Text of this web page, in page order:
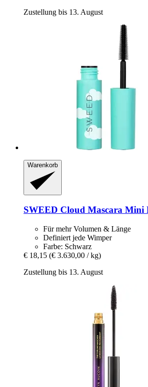
Zustellung bis 13. August
Warenkorb
SWEED Cloud Mascara Mini
Für mehr Volumen & Länge
Definiert jede Wimper
Farbe: Schwarz
€ 18,15 (€ 3.630,00 / kg)
Zustellung bis 13. August